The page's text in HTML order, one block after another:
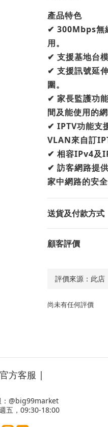
產品特色
✔ 300Mbps無
用。
✔ 支援基地台
✔ 支援訊號延
圍。
✔ 家長監護功
間及能使用的網
✔ IPTV功能支
VLAN來自訂
✔ 相容IPv4及
✔ 訪客網路提
家中網路的安全
送貨及付款方式
顧客評價
尚未有任何評價
方客服 |
@big99market
五，09:30-18:00